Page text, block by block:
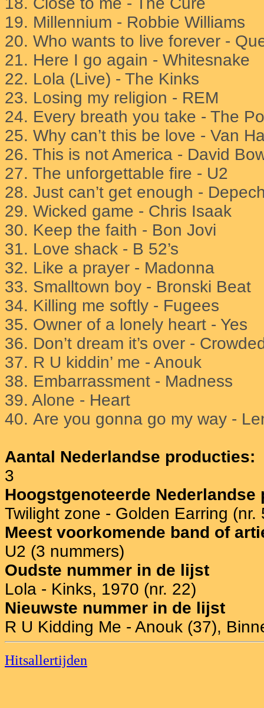
19. Millennium - Robbie Williams
20. Who wants to live forever -
21. Here I go again - Whitesnake
22. Lola (Live) - The Kinks
23. Losing my religion - REM
24. Every breath you take - The
25. Why can’t this be love - Van
26. This is not America - David
27. The unforgettable fire - U2
28. Just can’t get enough -
29. Wicked game - Chris Isaak
30. Keep the faith - Bon Jovi
31. Love shack - B 52’s
32. Like a prayer - Madonna
33. Smalltown boy - Bronski Beat
34. Killing me softly - Fugees
35. Owner of a lonely heart - Yes
36. Don’t dream it’s over -
37. R U kiddin’ me - Anouk
38. Embarrassment - Madness
39. Alone - Heart
40. Are you gonna go my way -
Aantal Nederlandse producties:
3
Hoogstgenoteerde Nederlandse
Twilight zone - Golden Earring (nr.
Meest voorkomende band of
U2 (3 nummers)
Oudste nummer in de lijst
Lola - Kinks, 1970 (nr. 22)
Nieuwste nummer in de lijst
R U Kidding Me - Anouk (37),
Hitsallertijden